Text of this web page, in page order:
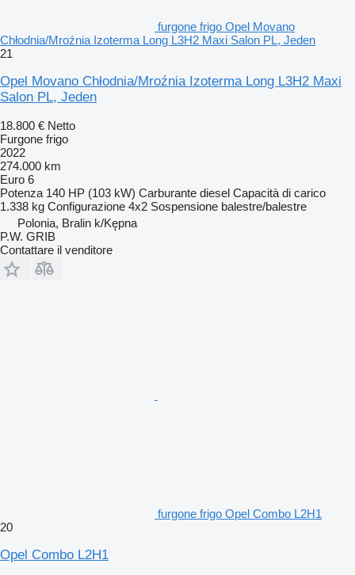
furgone frigo Opel Movano
Chłodnia/Mroźnia Izoterma Long L3H2 Maxi Salon PL, Jeden
21
Opel Movano Chłodnia/Mroźnia Izoterma Long L3H2 Maxi
Salon PL, Jeden
18.800 € Netto
Furgone frigo
2022
274.000 km
Euro 6
Potenza 140 HP (103 kW) Carburante diesel Capacità di carico
1.338 kg Configurazione 4x2 Sospensione balestre/balestre
Polonia, Bralin k/Kępna
P.W. GRIB
Contattare il venditore
furgone frigo Opel Combo L2H1
20
Opel Combo L2H1